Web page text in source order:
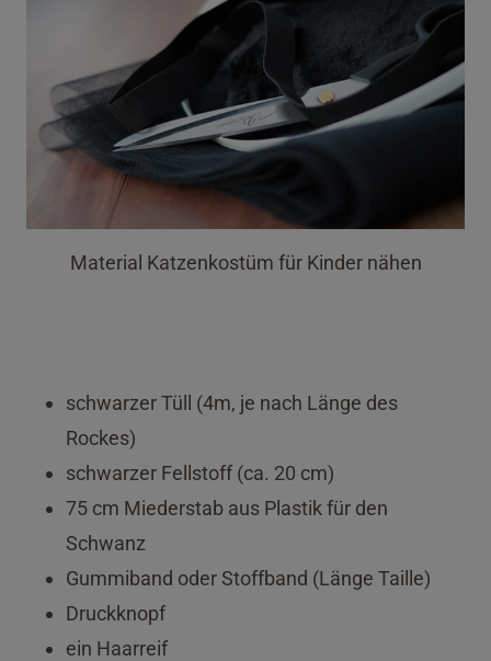
Material Katzenkostüm für Kinder nähen
schwarzer Tüll (4m, je nach Länge des
Rockes)
schwarzer Fellstoff (ca. 20 cm)
75 cm Miederstab aus Plastik für den
Schwanz
Gummiband oder Stoffband (Länge Taille)
Druckknopf
ein Haarreif